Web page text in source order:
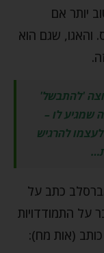
יותר אם
והאגו, שגם הוא
'להתבשל'
שמגיע לו –
להרגיש
כתב על
על התמודדויות
(אות מח):